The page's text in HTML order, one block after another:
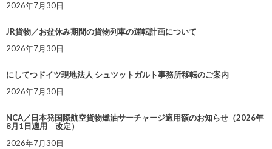
2026年7月30日
JR貨物／お盆休み期間の貨物列車の運転計画について
2026年7月30日
にしてつドイツ現地法人 シュツットガルト事務所移転のご案内
2026年7月30日
NCA／日本発国際航空貨物燃油サーチャージ適用額のお知らせ（2026年
8月1日適用 改定）
2026年7月30日